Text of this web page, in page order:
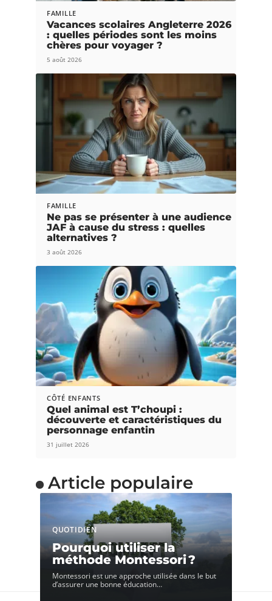
FAMILLE
Vacances scolaires Angleterre 2026
: quelles périodes sont les moins
chères pour voyager ?
5 août 2026
FAMILLE
Ne pas se présenter à une audience
JAF à cause du stress : quelles
alternatives ?
3 août 2026
CÔTÉ ENFANTS
Quel animal est T’choupi :
découverte et caractéristiques du
personnage enfantin
31 juillet 2026
Article populaire
QUOTIDIEN
Pourquoi utiliser la
méthode Montessori ?
Montessori est une approche utilisée dans le but
d’assurer une bonne éducation…